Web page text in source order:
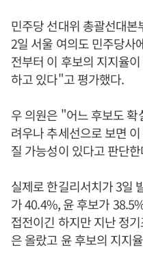
민주당 선대위 총괄선대본
2일 서울 여의도 민주당사
전부터 이 후보의 지지율
하고 있다"고 평가했다.
우 의원은 "어느 후보도
려우나 추세선으로 보면
질 가능성이 있다고 판단
실제로 한길리서치가 3일
가 40.4%, 윤 후보가
접전이긴 하지만 지난 정
은 올랐고 윤 후보의 지지